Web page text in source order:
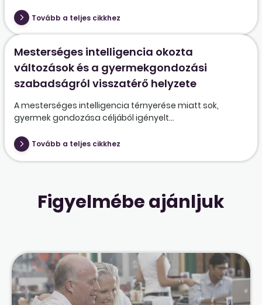
Tovább a teljes cikkhez
Mesterséges intelligencia okozta
változások és a gyermekgondozási
szabadságról visszatérő helyzete
A mesterséges intelligencia térnyerése miatt sok,
gyermek gondozása céljából igényelt...
Tovább a teljes cikkhez
Figyelmébe ajánljuk